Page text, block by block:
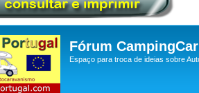
Fórum
Espaço para troca de ideias sobre